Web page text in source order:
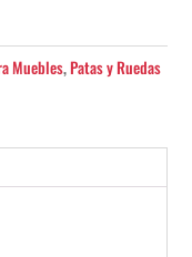
Muebles,Patas y Ruedas